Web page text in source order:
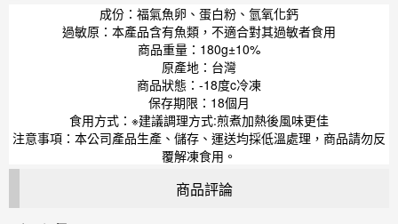
成份：福氣魚卵、蛋白粉、氫氧化鈣
過敏原：本產品含有魚類，不適合對其過敏者食用
商品重量：180g±10%
原產地：台灣
商品狀態：-18度c冷凍
保存期限：18個月
食用方式：※建議調理方式:煎煮加熱後風味更佳
注意事項：本公司產品生產、儲存、運送均採低溫處理，商品請勿反
覆解凍食用。
商品評論